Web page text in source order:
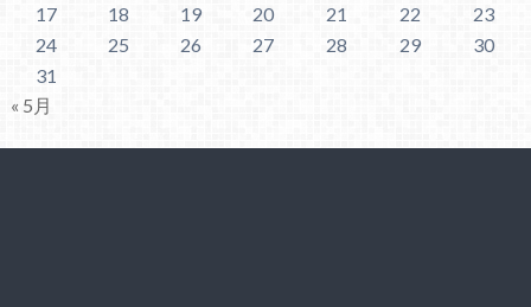
17
18 19 20 21 22
23
24
25 26 27 28 29
30
31
« 5月